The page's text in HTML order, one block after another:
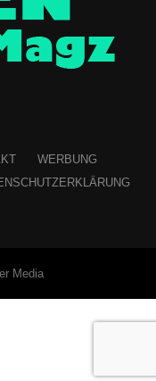
WERBUNG
Media